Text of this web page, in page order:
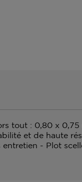
tout : 0,80 x
et de haute
- Plot